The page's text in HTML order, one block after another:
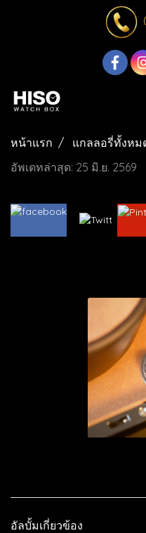
หน้าแรก แกลลอรี่ทั้งหม
อัพเดทล่าสุด: 25 มิ.ย. 2569
อัลบั้มเกี่ยวข้อง